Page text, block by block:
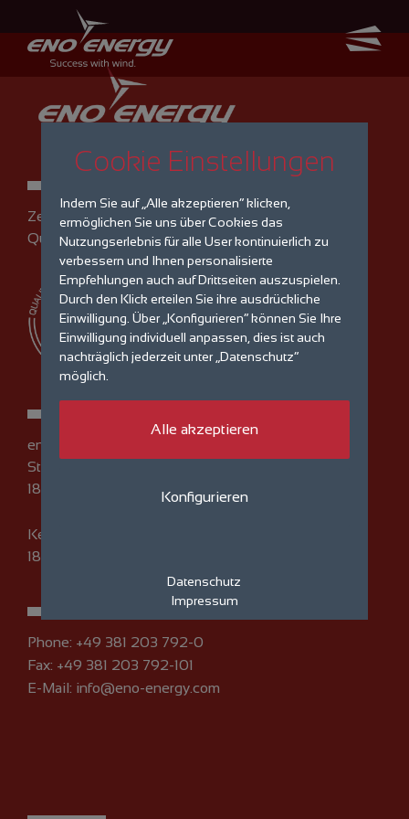
Zertifiziertes
Qualitätsmanagement
eno energy GmbH
Straße am Zeltplatz 7
18230 Rerik
Kempowski-Ufer 1
18055 Rostock
Phone: +49 381 203 792-0
Fax: +49 381 203 792-101
E-Mail: info@eno-energy.com
Cookie Einstellungen
Indem Sie auf „Alle akzeptieren“ klicken,
ermöglichen Sie uns über Cookies das
Nutzungserlebnis für alle User kontinuierlich zu
verbessern und Ihnen personalisierte
Empfehlungen auch auf Drittseiten auszuspielen.
Durch den Klick erteilen Sie ihre ausdrückliche
Einwilligung. Über „Konfigurieren“ können Sie Ihre
Einwilligung individuell anpassen, dies ist auch
nachträglich jederzeit unter „Datenschutz“
möglich.
Alle akzeptieren
Konfigurieren
Datenschutz
Impressum